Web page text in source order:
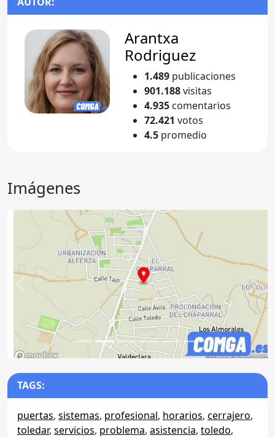
Arantxa
Rodriguez
1.489 publicaciones
901.188visitas
4.935 comentarios
72.421 votos
4.5 promedio
Imágenes
Anterior
TAGS:
puertas, sistemas, profesional, horarios, cerrajero,
toledar, servicios, problema, asistencia, toledo,